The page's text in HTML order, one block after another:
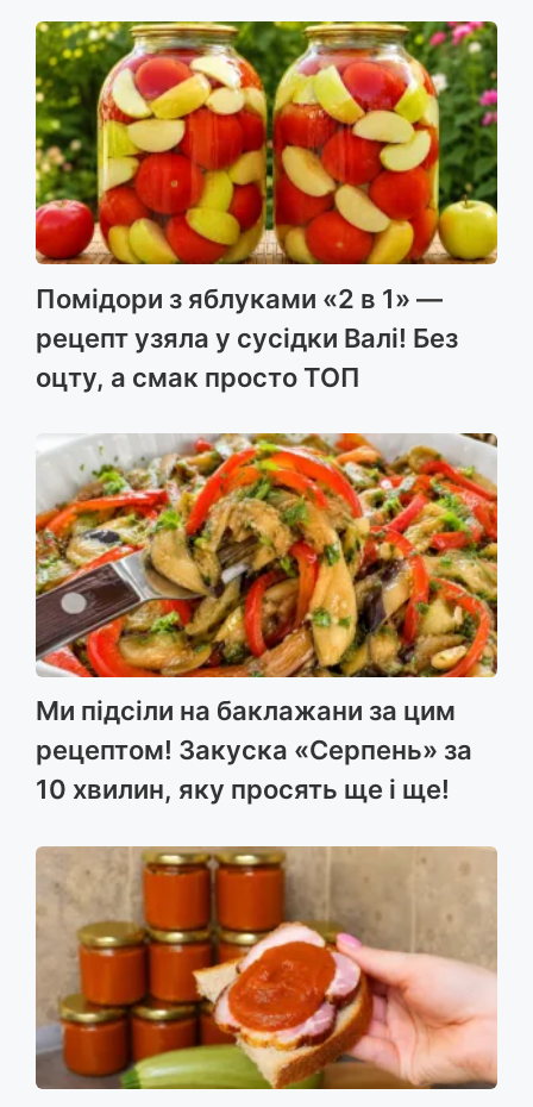
Помідори з яблуками «2 в 1» —
рецепт узяла у сусідки Валі! Без
оцту, а смак просто ТОП
Ми підсіли на баклажани за цим
рецептом! Закуска «Серпень» за
10 хвилин, яку просять ще і ще!